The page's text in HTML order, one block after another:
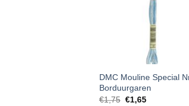
DMC Mouline Special
Borduurgaren
€1,75 €1,65